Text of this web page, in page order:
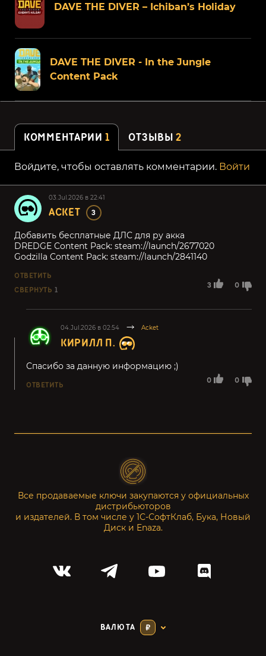
DAVE THE DIVER – Ichiban’s Holiday
DAVE THE DIVER - In the Jungle
Content Pack
КОММЕНТАРИИ 1 ОТЗЫВЫ2
Войдите, чтобы оставлять комментарии. Войти
03.Jul.2026 в 22:41
ACKET 3
3 0
Добавить бесплатные ДЛС для ру акка
DREDGE Content Pack: steam://launch/2677020
Godzilla Content Pack: steam://launch/2841140
ОТВЕТИТЬ
СВЕРНУТЬ 1
04.Jul.2026 в 02:54 Acket
КИРИЛЛ П.
0 0
Спасибо за данную информацию ;)
ОТВЕТИТЬ
Все продаваемые ключи закупаются у официальных
дистрибьюторов
и издателей. В том числе у 1С-СофтКлаб, Бука, Новый
Диск и Enaza.
ВАЛЮТА ₽